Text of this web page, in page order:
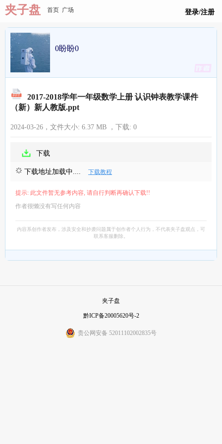
夹子盘 首页 广场 登录/注册
0盼盼0
2017-2018学年一年级数学上册 认识钟表教学课件
（新）新人教版.ppt
2024-03-26，文件大小: 6.37 MB ，下载: 0
下载
下载地址加载中.... 下载教程
提示: 此文件暂无参考内容, 请自行判断再确认下载!!
作者很懒没有写任何内容
内容系创作者发布，涉及安全和抄袭问题属于创作者个人行为，不代表夹子盘观点，可
联系客服删除。
夹子盘
黔ICP备20005620号-2
贵公网安备 52011102002835号